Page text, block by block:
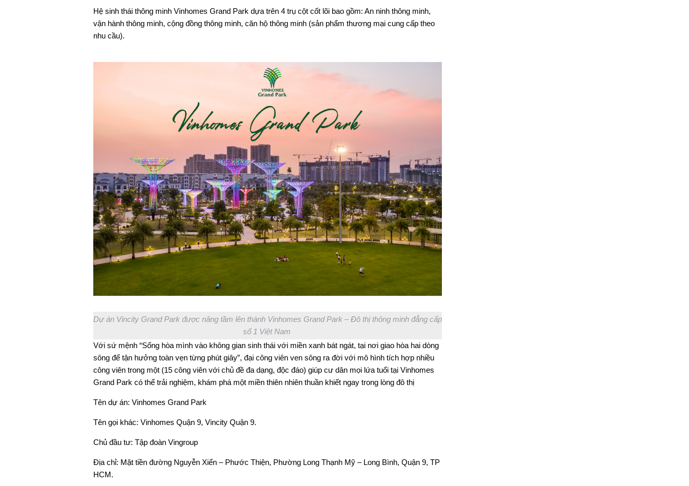
Hệ sinh thái thông minh Vinhomes Grand Park dựa trên 4 trụ cột cốt lõi bao gồm: An ninh thông minh,
vận hành thông minh, cộng đồng thông minh, căn hộ thông minh (sản phẩm thương mại cung cấp theo
nhu cầu).
Dự án Vincity Grand Park được nâng tầm lên thành Vinhomes Grand Park – Đô thị thông minh đẳng cấp
số 1 Việt Nam
Với sứ mệnh “Sống hòa mình vào không gian sinh thái với miền xanh bát ngát, tại nơi giao hòa hai dòng
sông để tận hưởng toàn vẹn từng phút giây”, đại công viên ven sông ra đời với mô hình tích hợp nhiều
công viên trong một (15 công viên với chủ đề đa dạng, độc đáo) giúp cư dân mọi lứa tuổi tại Vinhomes
Grand Park có thể trải nghiệm, khám phá một miền thiên nhiên thuần khiết ngay trong lòng đô thị
Tên dự án: Vinhomes Grand Park
Tên gọi khác: Vinhomes Quận 9, Vincity Quận 9.
Chủ đầu tư: Tập đoàn Vingroup
Địa chỉ: Mặt tiền đường Nguyễn Xiển – Phước Thiện, Phường Long Thạnh Mỹ – Long Bình, Quận 9, TP
HCM.